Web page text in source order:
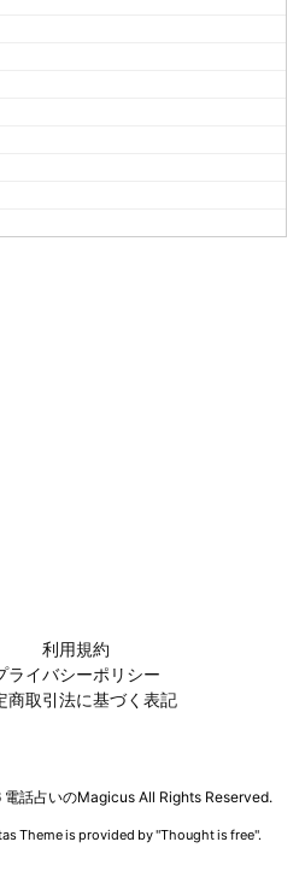
利用規約
ライバシーポリシー
商取引法に基づく表記
電話占いのMagicus All Rights Reserved.
Theme is provided by "Thought is free".